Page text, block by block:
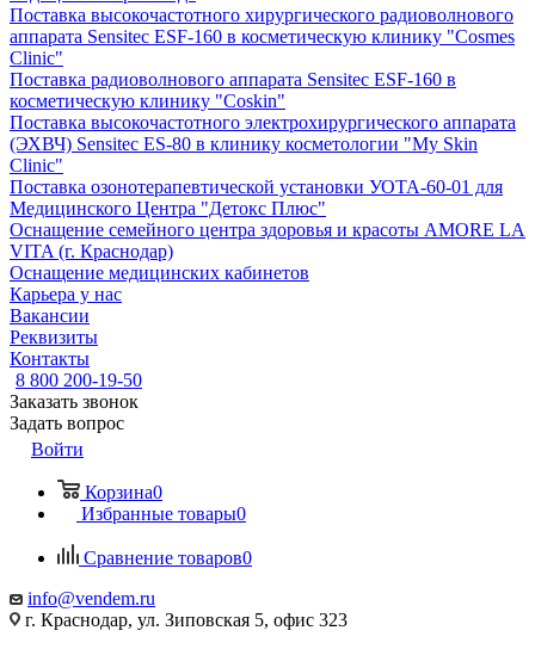
Поставка высокочастотного хирургического радиоволнового
аппарата Sensitec ESF-160 в косметическую клинику "Cosmes
Clinic"
Поставка радиоволнового аппарата Sensitec ESF-160 в
косметическую клинику "Coskin"
Поставка высокочастотного электрохирургического аппарата
(ЭХВЧ) Sensitec ES-80 в клинику косметологии "My Skin
Clinic"
Поставка озонотерапевтической установки УОТА-60-01 для
Медицинского Центра "Детокс Плюс"
Оснащение семейного центра здоровья и красоты AMORE LA
VITA (г. Краснодар)
Оснащение медицинских кабинетов
Карьера у нас
Вакансии
Реквизиты
Контакты
8 800 200-19-50
Заказать звонок
Задать вопрос
Войти
Корзина0
Избранные товары0
Сравнение товаров0
info@vendem.ru
г. Краснодар, ул. Зиповская 5, офис 323